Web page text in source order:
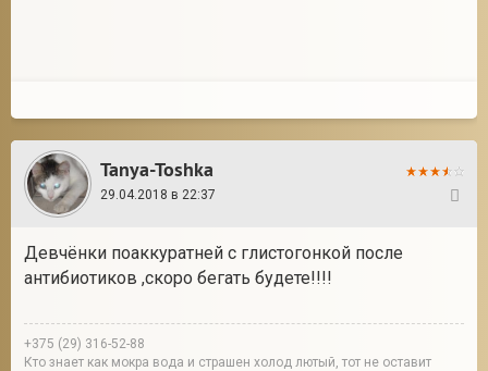
Tanya-Toshka
29.04.2018 в 22:37
Девчёнки поаккуратней с глистогонкой после
антибиотиков ,скоро бегать будете!!!!
+375 (29) 316-52-88
Кто знает как мокра вода и страшен холод лютый, тот не оставит